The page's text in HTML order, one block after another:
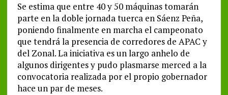
Se estima que entre 40 y 50 máquinas tomarán
parte en la doble jornada tuerca en Sáenz Peña,
poniendo finalmente en marcha el campeonato
que tendrá la presencia de corredores de APAC y
del Zonal. La iniciativa es un largo anhelo de
algunos dirigentes y pudo plasmarse merced a la
convocatoria realizada por el propio gobernador
hace un par de meses.